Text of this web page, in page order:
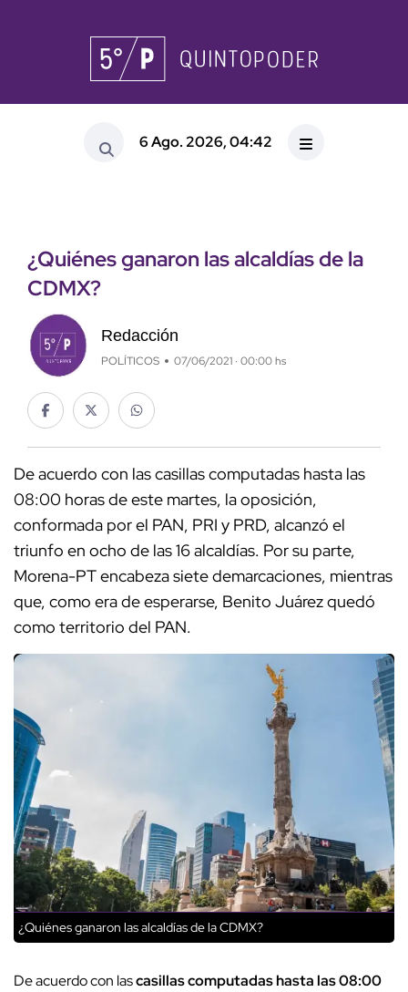
6 Ago. 2026, 04:42
¿Quiénes ganaron las alcaldías de la
CDMX?
Redacción
POLÍTICOS 07/06/2021 · 00:00 hs
De acuerdo con las casillas computadas hasta las
08:00 horas de este martes, la oposición,
conformada por el PAN, PRI y PRD, alcanzó el
triunfo en ocho de las 16 alcaldías. Por su parte,
Morena-PT encabeza siete demarcaciones, mientras
que, como era de esperarse, Benito Juárez quedó
como territorio del PAN.
¿Quiénes ganaron las alcaldías de la CDMX?
De acuerdo con lascasillas computadas hasta las 08:00